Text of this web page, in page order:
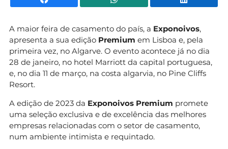
A maior feira de casamento do país, a Exponoivos,
apresenta a sua edição Premium em Lisboa e, pela
primeira vez, no Algarve. O evento acontece já no dia
28 de janeiro, no hotel Marriott da capital portuguesa,
e, no dia 11 de março, na costa algarvia, no Pine Cliffs
Resort.
A edição de 2023 da Exponoivos Premium promete
uma seleção exclusiva e de excelência das melhores
empresas relacionadas com o setor de casamento,
num ambiente intimista e requintado.